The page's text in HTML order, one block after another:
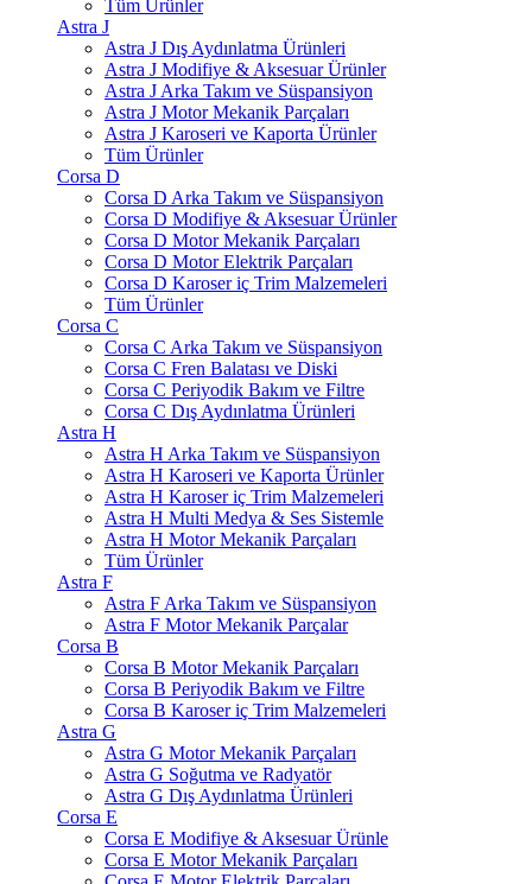
Tüm Ürünler
Astra J
Astra J Dış Aydınlatma Ürünleri
Astra J Modifiye & Aksesuar Ürünler
Astra J Arka Takım ve Süspansiyon
Astra J Motor Mekanik Parçaları
Astra J Karoseri ve Kaporta Ürünler
Tüm Ürünler
Corsa D
Corsa D Arka Takım ve Süspansiyon
Corsa D Modifiye & Aksesuar Ürünler
Corsa D Motor Mekanik Parçaları
Corsa D Motor Elektrik Parçaları
Corsa D Karoser iç Trim Malzemeleri
Tüm Ürünler
Corsa C
Corsa C Arka Takım ve Süspansiyon
Corsa C Fren Balatası ve Diski
Corsa C Periyodik Bakım ve Filtre
Corsa C Dış Aydınlatma Ürünleri
Astra H
Astra H Arka Takım ve Süspansiyon
Astra H Karoseri ve Kaporta Ürünler
Astra H Karoser iç Trim Malzemeleri
Astra H Multi Medya & Ses Sistemle
Astra H Motor Mekanik Parçaları
Tüm Ürünler
Astra F
Astra F Arka Takım ve Süspansiyon
Astra F Motor Mekanik Parçalar
Corsa B
Corsa B Motor Mekanik Parçaları
Corsa B Periyodik Bakım ve Filtre
Corsa B Karoser iç Trim Malzemeleri
Astra G
Astra G Motor Mekanik Parçaları
Astra G Soğutma ve Radyatör
Astra G Dış Aydınlatma Ürünleri
Corsa E
Corsa E Modifiye & Aksesuar Ürünle
Corsa E Motor Mekanik Parçaları